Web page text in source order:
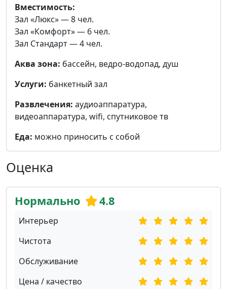
Вместимость:
Зал «Люкс» — 8 чел.
Зал «Комфорт» — 6 чел.
Зал Стандарт — 4 чел.
Аква зона: бассейн, ведро-водопад, душ
Услуги: банкетный зал
Развлечения: аудиоаппаратура,
видеоаппаратура, wifi, cпутниковое тв
Еда: можно приносить с собой
Оценка
Нормально 4.8
Интерьер
Чистота
Обслуживание
Цена / качество